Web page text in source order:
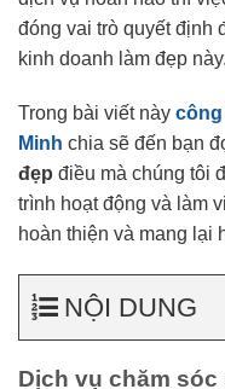
đóng vai trò quyết định
kinh doanh làm đẹp này.
Trong bài viết này công
Minh chia sẽ đến bạn
đẹp điều mà chúng tôi
trình hoạt động và làm
hoàn thiện và mang lại
NỘI DUNG
Dịch vụ chăm